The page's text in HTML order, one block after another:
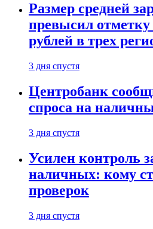
Размер средней
превысил
рублей в трех
3 дня спустя
Центробанк
спроса на
3 дня спустя
Усилен контроль
наличных: кому
проверок
3 дня спустя